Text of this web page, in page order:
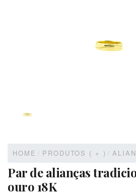
HOME / PRODUTOS ( + ) /
Par de alianças
ouro 18K